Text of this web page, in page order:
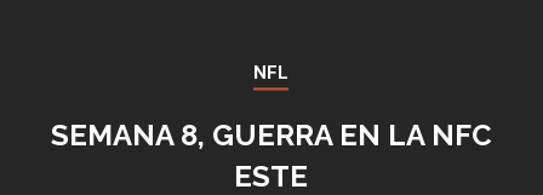
NFL
SEMANA 8, GUERRA EN LA NFC
ESTE